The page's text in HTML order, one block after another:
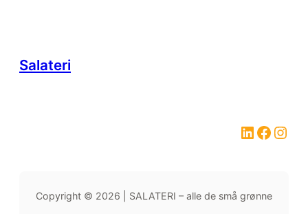
Salateri
Copyright © 2026 | SALATERI – alle de små grønne